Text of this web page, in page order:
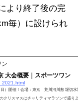
より終了後の完
毎）に設けられ
ン
大会概要｜スポーツワン
）開催！会場：東京 荒川河川敷 堀切
クリスマスはチャリティマラソンで盛り